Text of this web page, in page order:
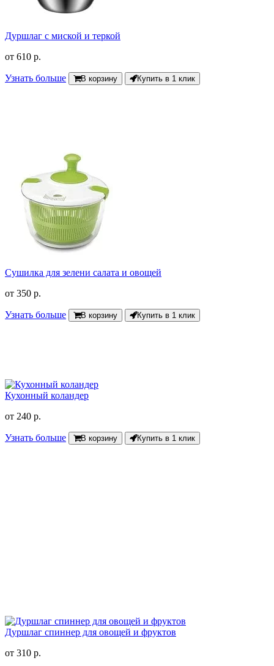
Дуршлаг с миской и теркой
от 610 р.
Узнать больше В корзину Купить в 1 клик
Сушилка для зелени салата и овощей
от 350 р.
Узнать больше В корзину Купить в 1 клик
Кухонный коландер
от 240 р.
Узнать больше В корзину Купить в 1 клик
Дуршлаг спиннер для овощей и фруктов
от 310 р.